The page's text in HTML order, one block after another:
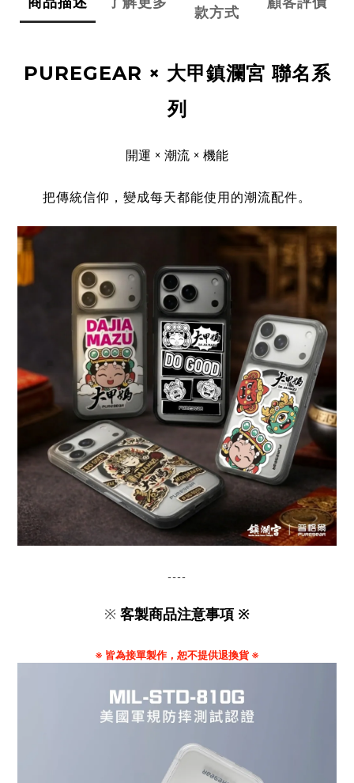
款方式
PUREGEAR × 大甲鎮瀾宮 聯名系
列
開運 × 潮流 × 機能
把傳統信仰，變成每天都能使用的潮流配件。
----
※ 客製商品注意事項 ※
※ 皆為接單製作，恕不提供退換貨 ※